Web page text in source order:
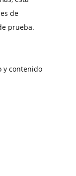
de
prueba.
y contenido